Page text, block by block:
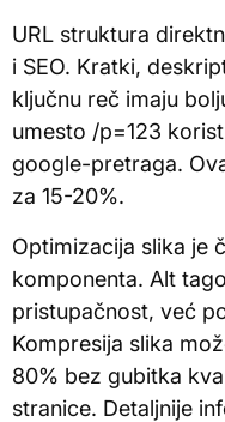
URL struktura
i SEO. Kratki,
ključnu reč imaju
umesto /p=123
google-pretraga.
za 15-20%.
Optimizacija slika je
komponenta. Alt
pristupačnost, već
Kompresija slika
80% bez gubitka
stranice. Detaljnije